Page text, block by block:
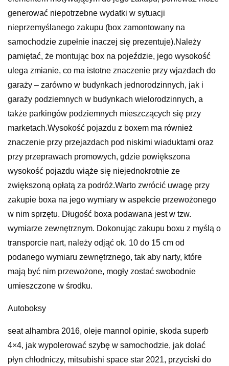
generować niepotrzebne wydatki w sytuacji
nieprzemyślanego zakupu (box zamontowany na
samochodzie zupełnie inaczej się prezentuje).Należy
pamiętać, że montując box na pojeździe, jego wysokość
ulega zmianie, co ma istotne znaczenie przy wjazdach do
garaży – zarówno w budynkach jednorodzinnych, jak i
garaży podziemnych w budynkach wielorodzinnych, a
także parkingów podziemnych mieszczących się przy
marketach.Wysokość pojazdu z boxem ma również
znaczenie przy przejazdach pod niskimi wiaduktami oraz
przy przeprawach promowych, gdzie powiększona
wysokość pojazdu wiąże się niejednokrotnie ze
zwiększoną opłatą za podróż.Warto zwrócić uwagę przy
zakupie boxa na jego wymiary w aspekcie przewożonego
w nim sprzętu. Długość boxa podawana jest w tzw.
wymiarze zewnętrznym. Dokonując zakupu boxu z myślą o
transporcie nart, należy odjąć ok. 10 do 15 cm od
podanego wymiaru zewnętrznego, tak aby narty, które
mają być nim przewożone, mogły zostać swobodnie
umieszczone w środku.
Autoboksy
seat alhambra 2016, oleje mannol opinie, skoda superb
4×4, jak wypolerować szybę w samochodzie, jak dolać
płyn chłodniczy, mitsubishi space star 2021, przyciski do